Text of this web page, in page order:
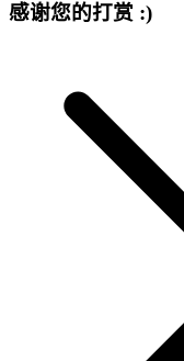
感谢您的打赏 :)